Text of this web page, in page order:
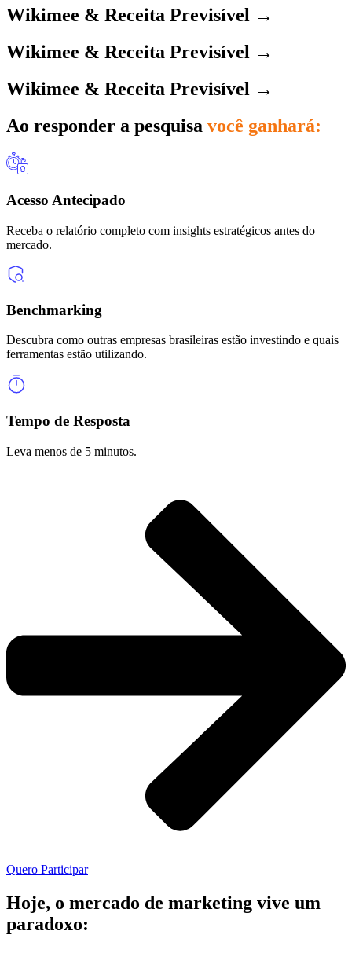
Wikimee & Receita Previsível →
Wikimee & Receita Previsível →
Wikimee & Receita Previsível →
Ao responder a pesquisa você ganhará:
Acesso Antecipado
Receba o relatório completo com insights estratégicos antes do
mercado.
Benchmarking
Descubra como outras empresas brasileiras estão investindo e quais
ferramentas estão utilizando.
Tempo de Resposta
Leva menos de 5 minutos.
Quero Participar
Hoje, o mercado de marketing vive um
paradoxo: